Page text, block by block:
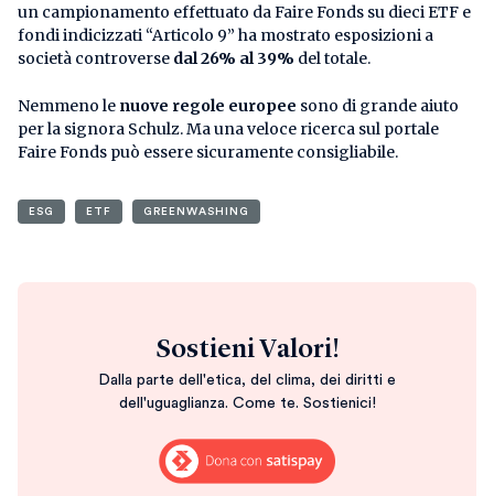
un campionamento effettuato da Faire Fonds su dieci ETF e
fondi indicizzati “Articolo 9” ha mostrato esposizioni a
società controverse dal 26% al 39% del totale.
Nemmeno le nuove regole europee sono di grande aiuto
per la signora Schulz. Ma una veloce ricerca sul portale
Faire Fonds può essere sicuramente consigliabile.
ESG ETF GREENWASHING
Sostieni Valori!
Dalla parte dell'etica, del clima, dei diritti e
dell'uguaglianza. Come te. Sostienici!